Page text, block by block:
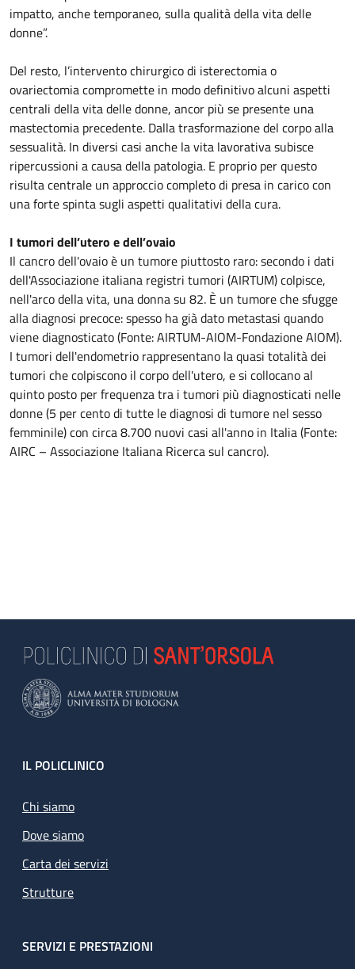
impatto, anche temporaneo, sulla qualità della vita delle
donne”.
Del resto, l’intervento chirurgico di isterectomia o
ovariectomia compromette in modo definitivo alcuni aspetti
centrali della vita delle donne, ancor più se presente una
mastectomia precedente. Dalla trasformazione del corpo alla
sessualità. In diversi casi anche la vita lavorativa subisce
ripercussioni a causa della patologia. E proprio per questo
risulta centrale un approccio completo di presa in carico con
una forte spinta sugli aspetti qualitativi della cura.
I tumori dell’utero e dell’ovaio
Il cancro dell'ovaio è un tumore piuttosto raro: secondo i dati
dell'Associazione italiana registri tumori (AIRTUM) colpisce,
nell'arco della vita, una donna su 82. È un tumore che sfugge
alla diagnosi precoce: spesso ha già dato metastasi quando
viene diagnosticato (Fonte: AIRTUM-AIOM-Fondazione AIOM).
I tumori dell'endometrio rappresentano la quasi totalità dei
tumori che colpiscono il corpo dell'utero, e si collocano al
quinto posto per frequenza tra i tumori più diagnosticati nelle
donne (5 per cento di tutte le diagnosi di tumore nel sesso
femminile) con circa 8.700 nuovi casi all'anno in Italia (Fonte:
AIRC – Associazione Italiana Ricerca sul cancro).
Footer
IL POLICLINICO
Chi siamo
Dove siamo
Carta dei servizi
Strutture
SERVIZI E PRESTAZIONI